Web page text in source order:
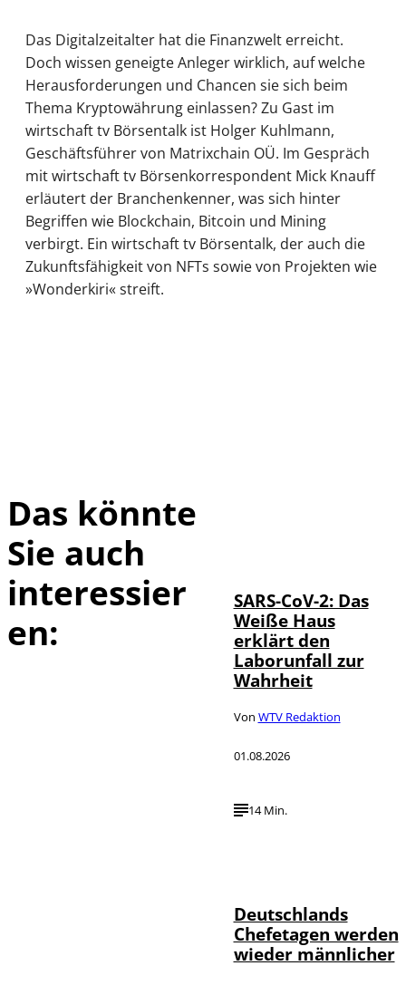
Das Digitalzeitalter hat die Finanzwelt erreicht.
Doch wissen geneigte Anleger wirklich, auf welche
Herausforderungen und Chancen sie sich beim
Thema Kryptowährung einlassen? Zu Gast im
wirtschaft tv Börsentalk ist Holger Kuhlmann,
Geschäftsführer von Matrixchain OÜ. Im Gespräch
mit wirtschaft tv Börsenkorrespondent Mick Knauff
erläutert der Branchenkenner, was sich hinter
Begriffen wie Blockchain, Bitcoin und Mining
verbirgt. Ein wirtschaft tv Börsentalk, der auch die
Zukunftsfähigkeit von NFTs sowie von Projekten wie
»Wonderkiri« streift.
Das könnte
Sie auch
interessier
en:
SARS-CoV-2: Das
Weiße Haus
erklärt den
Laborunfall zur
Wahrheit
Von WTV Redaktion
01.08.2026
14 Min.
Deutschlands
Chefetagen werden
wieder männlicher